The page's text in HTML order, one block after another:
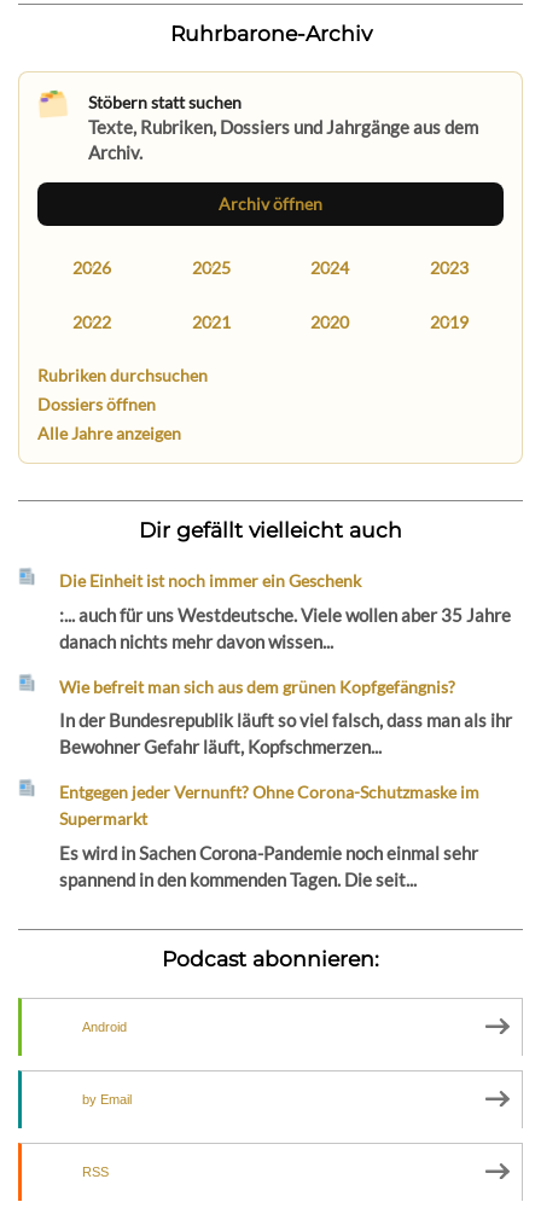
Ruhrbarone-Archiv
Stöbern statt suchen
Texte, Rubriken, Dossiers und Jahrgänge aus dem
Archiv.
Archiv öffnen
2026 2025 2024 2023
2022 2021 2020 2019
Rubriken durchsuchen
Dossiers öffnen
Alle Jahre anzeigen
Dir gefällt vielleicht auch
Die Einheit ist noch immer ein Geschenk
:... auch für uns Westdeutsche. Viele wollen aber 35 Jahre
danach nichts mehr davon wissen...
Wie befreit man sich aus dem grünen Kopfgefängnis?
In der Bundesrepublik läuft so viel falsch, dass man als ihr
Bewohner Gefahr läuft, Kopfschmerzen...
Entgegen jeder Vernunft? Ohne Corona-Schutzmaske im
Supermarkt
Es wird in Sachen Corona-Pandemie noch einmal sehr
spannend in den kommenden Tagen. Die seit...
Podcast abonnieren:
Android
by Email
RSS